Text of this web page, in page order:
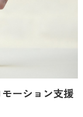
ーション支援